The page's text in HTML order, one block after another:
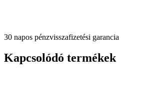
30 napos pénzvisszafizetési garancia
Kapcsolódó termékek